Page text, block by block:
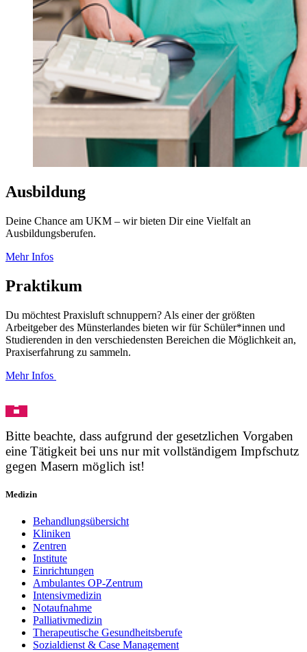
Ausbildung
Deine Chance am UKM – wir bieten Dir eine Vielfalt an
Ausbildungsberufen.
Mehr Infos
Praktikum
Du möchtest Praxisluft schnuppern? Als einer der größten
Arbeitgeber des Münsterlandes bieten wir für Schüler*innen und
Studierenden in den verschiedensten Bereichen die Möglichkeit an,
Praxiserfahrung zu sammeln.
Mehr Infos
Bitte beachte, dass aufgrund der gesetzlichen Vorgaben
eine Tätigkeit bei uns nur mit vollständigem Impfschutz
gegen Masern möglich ist!
Medizin
Behandlungsübersicht
Kliniken
Zentren
Institute
Einrichtungen
Ambulantes OP-Zentrum
Intensivmedizin
Notaufnahme
Palliativmedizin
Therapeutische Gesundheitsberufe
Sozialdienst & Case Management